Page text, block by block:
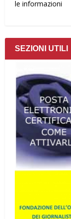
le informazioni
SEZIONI UTILI